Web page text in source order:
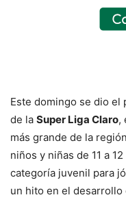
Este domingo se dio el
de la Super Liga Claro,
más grande de la
niños y niñas de 11 a
categoría juvenil para
un hito en el desarrollo